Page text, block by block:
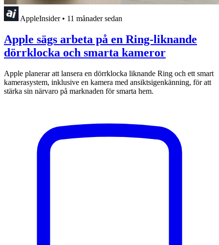
AppleInsider • 11 månader sedan
Apple sägs arbeta på en Ring-liknande
dörrklocka och smarta kameror
Apple planerar att lansera en dörrklocka liknande Ring och ett smart
kamerasystem, inklusive en kamera med ansiktsigenkänning, för att
stärka sin närvaro på marknaden för smarta hem.